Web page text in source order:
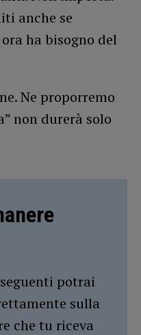
anche se
ha bisogno del
Ne proporremo
non durerà solo
potrai
sulla
che tu riceva